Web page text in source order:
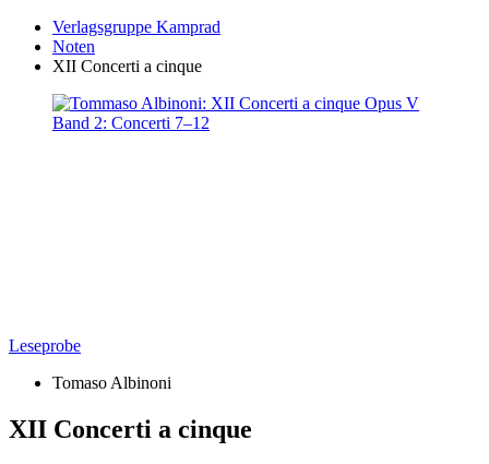
Verlagsgruppe Kamprad
Noten
XII Concerti a cinque
Leseprobe
Tomaso Albinoni
XII Concerti a cinque